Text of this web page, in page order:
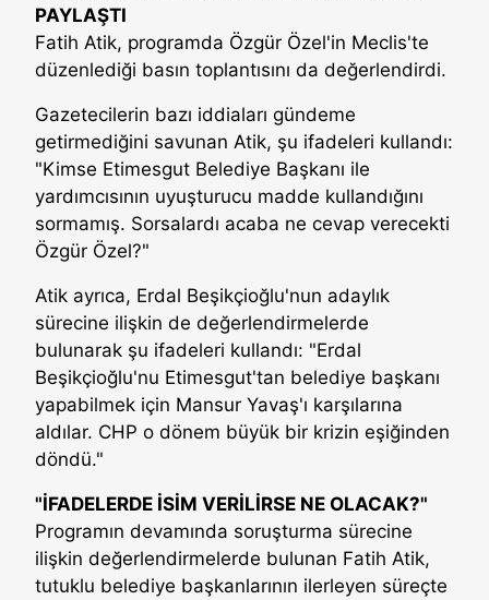
PAYLAŞTI
Fatih Atik, programda Özgür Özel'in Meclis'te
düzenlediği basın toplantısını da değerlendirdi.
Gazetecilerin bazı iddiaları gündeme
getirmediğini savunan Atik, şu ifadeleri kullandı:
"Kimse Etimesgut Belediye Başkanı ile
yardımcısının uyuşturucu madde kullandığını
sormamış. Sorsalardı acaba ne cevap verecekti
Özgür Özel?"
Atik ayrıca, Erdal Beşikçioğlu'nun adaylık
sürecine ilişkin de değerlendirmelerde
bulunarak şu ifadeleri kullandı: "Erdal
Beşikçioğlu'nu Etimesgut'tan belediye başkanı
yapabilmek için Mansur Yavaş'ı karşılarına
aldılar. CHP o dönem büyük bir krizin eşiğinden
döndü."
"İFADELERDE İSİM VERİLİRSE NE OLACAK?"
Programın devamında soruşturma sürecine
ilişkin değerlendirmelerde bulunan Fatih Atik,
tutuklu belediye başkanlarının ilerleyen süreçte